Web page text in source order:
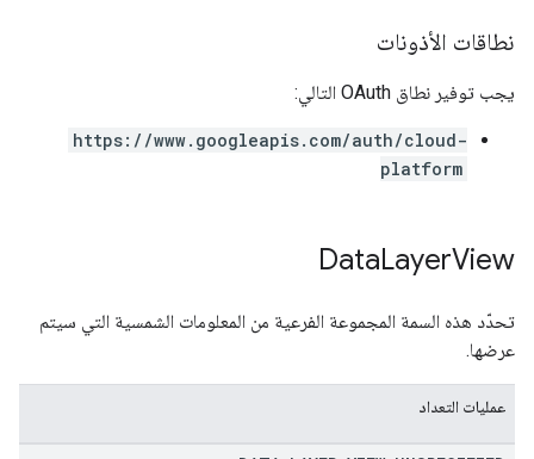
نطاقات الأذونات
يجب توفير نطاق OAuth التالي:
https://www.googleapis.com/auth/cloud-
platform
DataLayerView
تحدّد هذه السمة المجموعة الفرعية من المعلومات الشمسية التي سيتم
عرضها.
عمليات التعداد